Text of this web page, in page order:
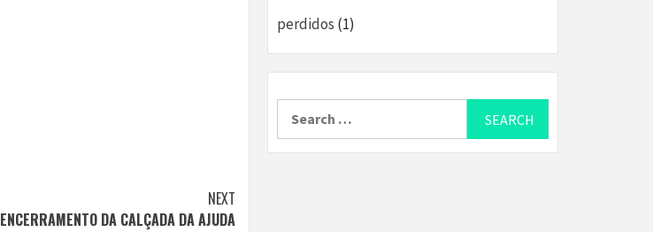
NEXT
ENCERRAMENTO DA CALÇADA DA AJUDA
perdidos (1)